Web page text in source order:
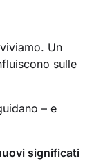
Un
sulle
– e
significati